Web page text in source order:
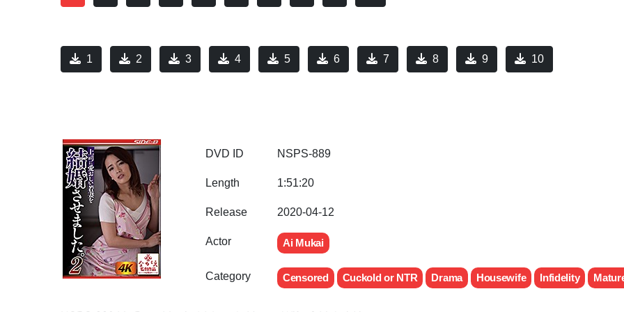
1 2 3 4 5 6 7 8 9 10
DVD ID NSPS-889
Length 1:51:20
Release 2020-04-12
Actor Ai Mukai
Category Censored Cuckold or NTR Drama Housewife Infidelity